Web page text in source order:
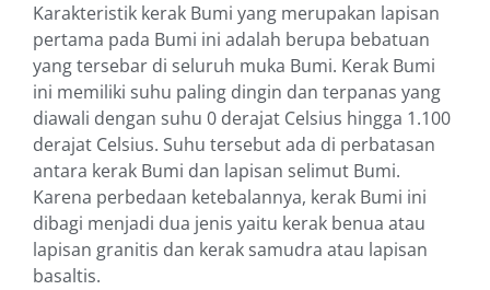
Karakteristik kerak Bumi yang merupakan lapisan
pertama pada Bumi ini adalah berupa bebatuan
yang tersebar di seluruh muka Bumi. Kerak Bumi
ini memiliki suhu paling dingin dan terpanas yang
diawali dengan suhu 0 derajat Celsius hingga 1.100
derajat Celsius. Suhu tersebut ada di perbatasan
antara kerak Bumi dan lapisan selimut Bumi.
Karena perbedaan ketebalannya, kerak Bumi ini
dibagi menjadi dua jenis yaitu kerak benua atau
lapisan granitis dan kerak samudra atau lapisan
basaltis.